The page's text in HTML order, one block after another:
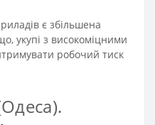
є збільшена
укупі з високоміцними
робочий тиск